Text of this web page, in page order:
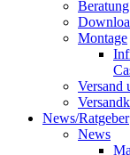
Beratung
Montage
Versand
News/Ratgeber
News